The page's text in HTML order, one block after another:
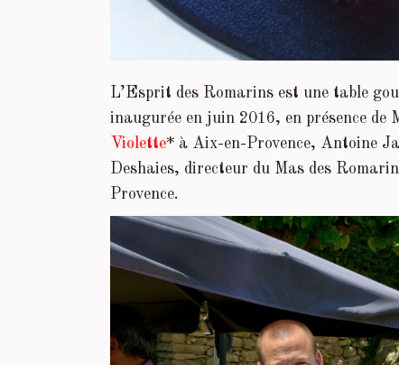
L’Esprit des Romarins est une table
inaugurée en juin 2016, en présence de
Violette* à Aix-en-Provence, Antoine
Deshaies, directeur du Mas des
Provence.